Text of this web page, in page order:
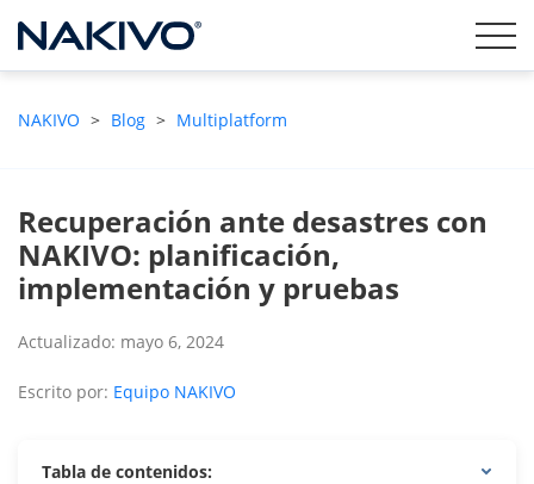
NAKIVO > Blog > Multiplatform
Recuperación ante desastres con
NAKIVO: planificación,
implementación y pruebas
Actualizado: mayo 6, 2024
Escrito por: Equipo NAKIVO
Tabla de contenidos: